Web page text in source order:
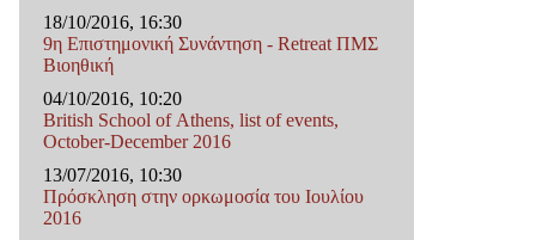
18/10/2016, 16:30
9η Επιστημονική Συνάντηση - Retreat ΠΜΣ
Βιοηθική
04/10/2016, 10:20
British School of Athens, list of events,
October-December 2016
13/07/2016, 10:30
Πρόσκληση στην ορκωμοσία του Ιουλίου
2016